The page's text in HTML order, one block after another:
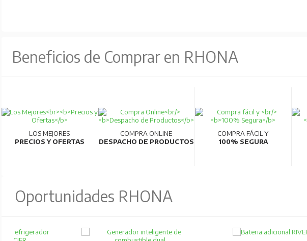
Beneficios de Comprar en RHONA
LOS MEJORES
PRECIOS Y OFERTAS
COMPRA ONLINE
DESPACHO DE PRODUCTOS
COMPRA FÁCIL Y
100% SEGURA
Oportunidades RHONA